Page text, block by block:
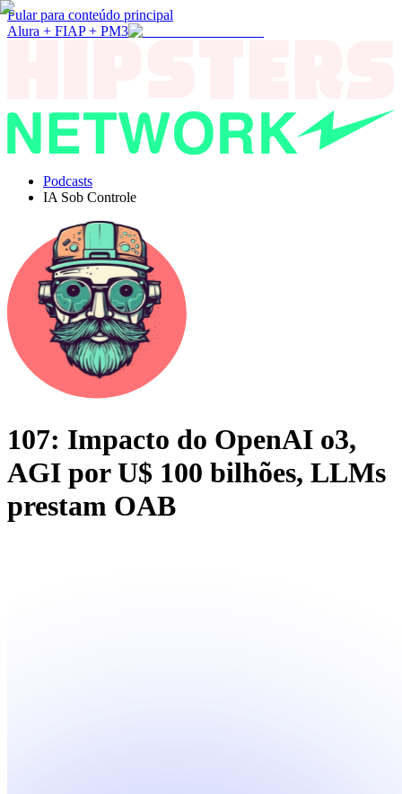
Pular para conteúdo principal
Alura + FIAP + PM3
Podcasts
IA Sob Controle
107: Impacto do OpenAI o3,
AGI por U$ 100 bilhões, LLMs
prestam OAB